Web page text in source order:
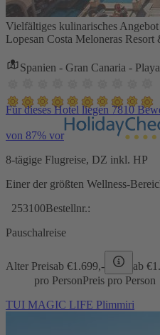
Vielfältiges kulinarisches Angebot
Lopesan Costa Meloneras Resort
Spanien - Gran Canaria -
Für dieses Hotel liegen 7810
von 87% vor
8-tägige Flugreise, DZ inkl. HP
Einer der größten Wellness-
253100Bestellnr.:
Pauschalreise
Alter Preisab €1.699,- ab €
pro PersonPreis pro Person
TUI MAGIC LIFE Plimmiri